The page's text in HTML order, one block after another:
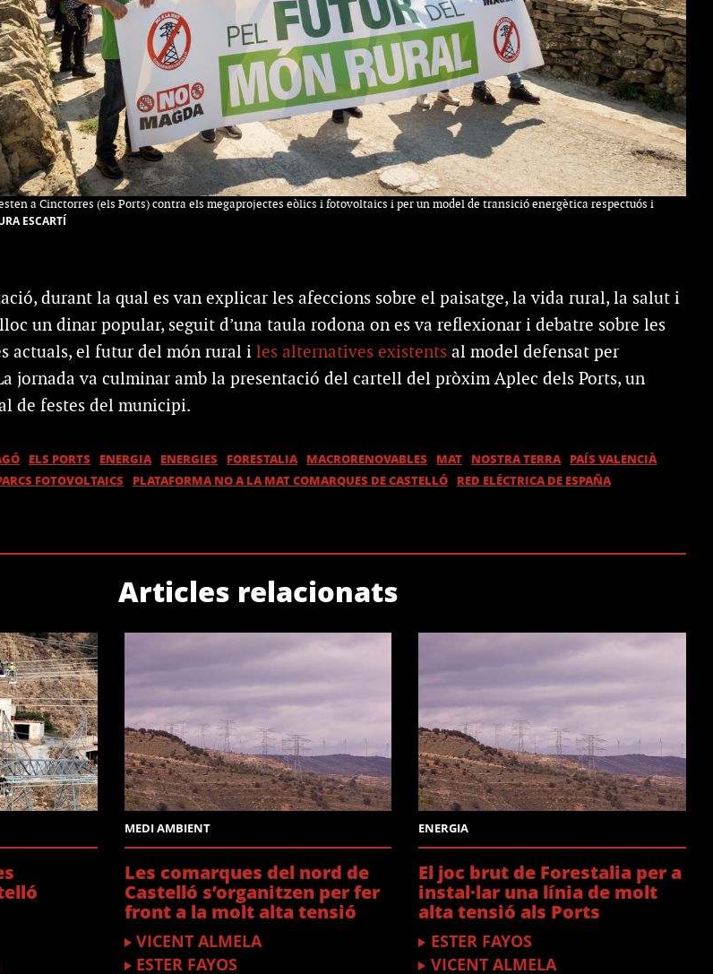
a Cinctorres (els Ports) contra els megaprojectes eòlics i fotovoltaics i per un model de transició energètica respectuós i
ESCARTÍ
durant la qual es van explicar les afeccions sobre el paisatge, la vida rural, la salut i
un dinar popular, seguit d’una taula rodona on es va reflexionar i debatre sobre les
actuals, el futur del món rural i les alternatives existentsal model defensat per
jornada va culminar amb la presentació del cartell del pròxim Aplec dels Ports, un
de festes del municipi.
ELS PORTS ENERGIA ENERGIES FORESTALIA MACRORENOVABLES MAT NOSTRA TERRA PAÍS VALENCIÀ
FOTOVOLTAICS PLATAFORMA NO A LA MAT COMARQUES DE CASTELLÓ RED ELÉCTRICA DE ESPAÑA
Articles relacionats
MEDI AMBIENT
Les comarques del nord de
Castelló s’organitzen per fer
front a la molt alta tensió
VICENT ALMELA
ESTER FAYOS
ENERGIA
El joc brut de Forestalia per a
instal·lar una línia de molt
alta tensió als Ports
ESTER FAYOS
VICENT ALMELA